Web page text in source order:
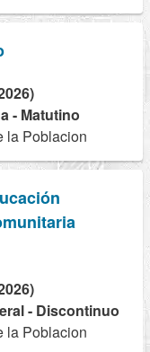
- Matutino
la Poblacion
- Discontinuo
la Poblacion